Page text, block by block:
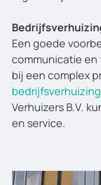
Een goede
communicatie en
bij een complex
bedrijfsverhuizing
Verhuizers B.V.
en service.